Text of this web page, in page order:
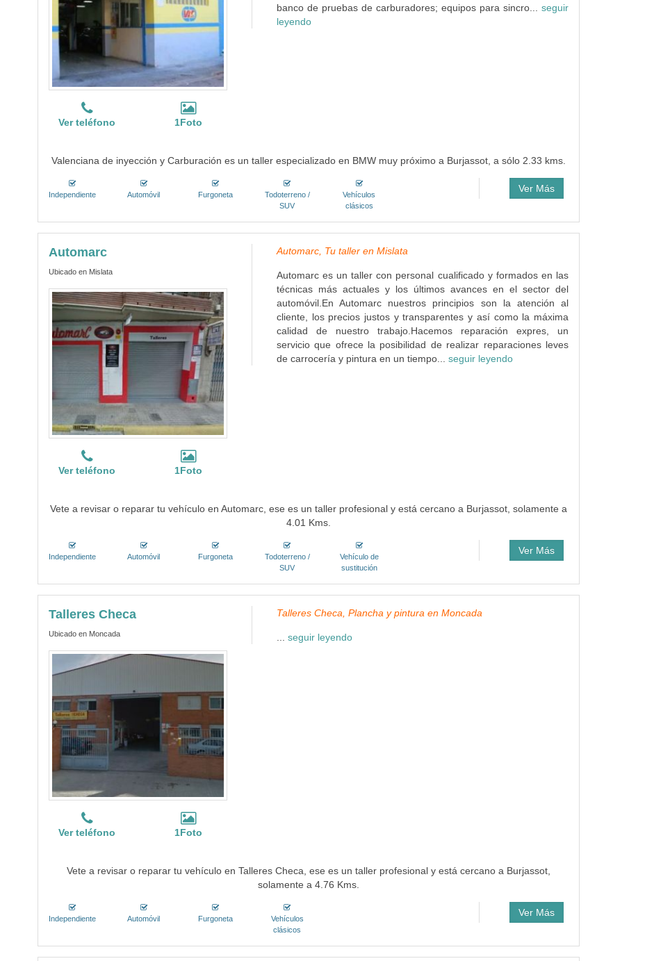
Ver teléfono 1Foto
banco de pruebas de carburadores; equipos para sincro... seguir
leyendo
Valenciana de inyección y Carburación es un taller especializado en BMW muy próximo a Burjassot, a sólo 2.33 kms.
Independiente Automóvil Furgoneta
Todoterreno /
SUV
Vehículos
clásicos
Ver Más
Automarc
Ubicado en Mislata
Ver teléfono 1Foto
Automarc, Tu taller en Mislata
Automarc es un taller con personal cualificado y formados en las
técnicas más actuales y los últimos avances en el sector del
automóvil.En Automarc nuestros principios son la atención al
cliente, los precios justos y transparentes y así como la máxima
calidad de nuestro trabajo.Hacemos reparación expres, un
servicio que ofrece la posibilidad de realizar reparaciones leves
de carrocería y pintura en un tiempo... seguir leyendo
Vete a revisar o reparar tu vehículo en Automarc, ese es un taller profesional y está cercano a Burjassot, solamente a
4.01 Kms.
Independiente Automóvil Furgoneta
Todoterreno /
SUV
Vehículo de
sustitución
Ver Más
Talleres Checa
Ubicado en Moncada
Ver teléfono 1Foto
Talleres Checa, Plancha y pintura en Moncada
seguir leyendo
Vete a revisar o reparar tu vehículo en Talleres Checa, ese es un taller profesional y está cercano a Burjassot,
solamente a 4.76 Kms.
Independiente Automóvil Furgoneta
Vehículos
clásicos
Ver Más